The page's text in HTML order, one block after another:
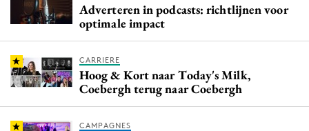
Adverteren in podcasts: richtlijnen voor
optimale impact
CARRIERE
Hoog & Kort naar Today's Milk,
Coebergh terug naar Coebergh
CAMPAGNES